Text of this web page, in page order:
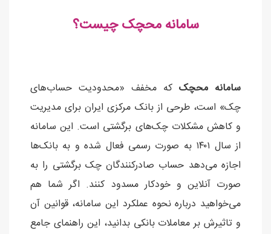
سامانه محچک چیست؟
سامانه محچک که مخفف «محدودیت حساب‌های
چک» است، طرحی از بانک مرکزی ایران برای مدیریت
و کاهش مشکلات چک‌های برگشتی است. این سامانه
از سال ۱۴۰۱ به صورت رسمی فعال شده و به بانک‌ها
اجازه می‌دهد حساب صادرکنندگان چک برگشتی را به
صورت آنلاین و خودکار مسدود کنند. اگر شما هم
می‌خواهید درباره نحوه عملکرد این سامانه، قوانین آن
و تاثیرش بر معاملات بانکی بدانید، این راهنمای جامع